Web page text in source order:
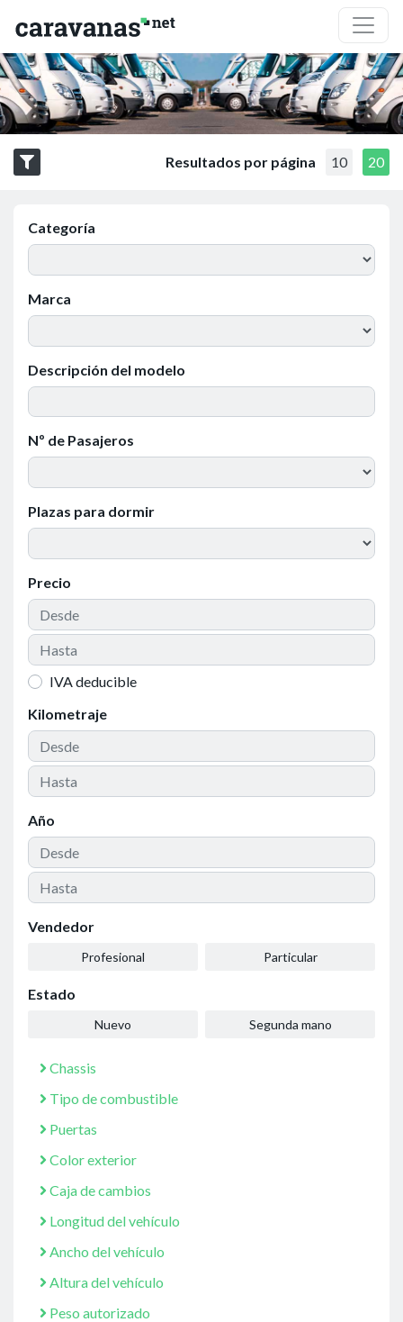
Resultados por página 10 20
Categoría
Marca
Descripción del modelo
Nº de Pasajeros
Plazas para dormir
Precio
IVA deducible
Kilometraje
Año
Vendedor
Profesional Particular
Estado
Nuevo Segunda mano
Chassis
Tipo de combustible
Puertas
Color exterior
Caja de cambios
Longitud del vehículo
Ancho del vehículo
Altura del vehículo
Peso autorizado